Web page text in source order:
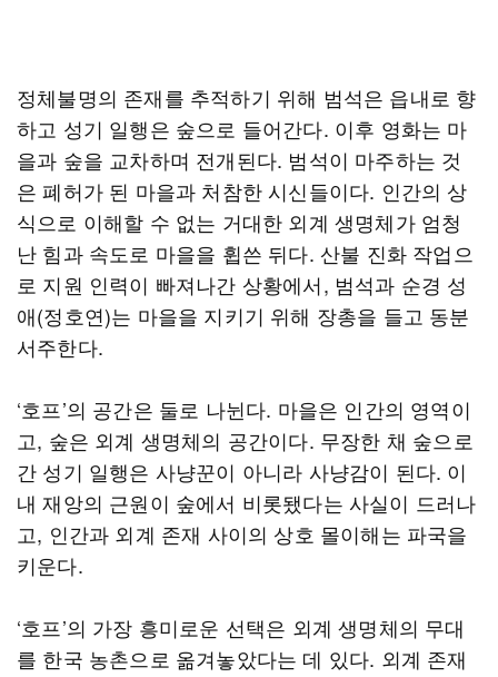
정체불명의 존재를 추적하기 위해 범석은 읍내로 향
하고 성기 일행은 숲으로 들어간다. 이후 영화는 마
을과 숲을 교차하며 전개된다. 범석이 마주하는 것
은 폐허가 된 마을과 처참한 시신들이다. 인간의 상
식으로 이해할 수 없는 거대한 외계 생명체가 엄청
난 힘과 속도로 마을을 휩쓴 뒤다. 산불 진화 작업으
로 지원 인력이 빠져나간 상황에서, 범석과 순경 성
애(정호연)는 마을을 지키기 위해 장총을 들고 동분
서주한다.
‘호프’의 공간은 둘로 나뉜다. 마을은 인간의 영역이
고, 숲은 외계 생명체의 공간이다. 무장한 채 숲으로
간 성기 일행은 사냥꾼이 아니라 사냥감이 된다. 이
내 재앙의 근원이 숲에서 비롯됐다는 사실이 드러나
고, 인간과 외계 존재 사이의 상호 몰이해는 파국을
키운다.
‘호프’의 가장 흥미로운 선택은 외계 생명체의 무대
를 한국 농촌으로 옮겨놓았다는 데 있다. 외계 존재